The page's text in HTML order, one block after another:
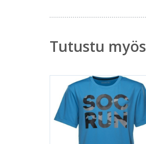
Tutustu myös